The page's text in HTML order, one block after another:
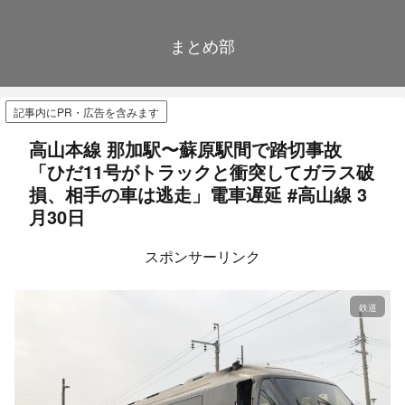
まとめ部
記事内にPR・広告を含みます
高山本線 那加駅〜蘇原駅間で踏切事故
「ひだ11号がトラックと衝突してガラス破
損、相手の車は逃走」電車遅延 #高山線 3
月30日
スポンサーリンク